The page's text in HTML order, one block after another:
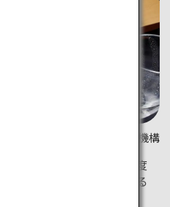
©（公社）とやま観光推進機構
簀”と呼ばれる富山湾の鮮度
訪れた人だけが堪能できる